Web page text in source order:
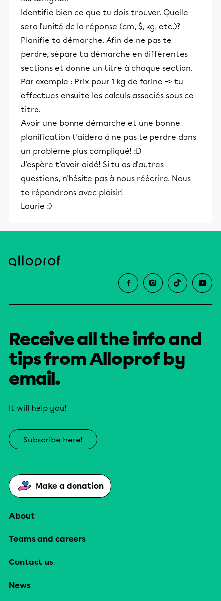
Identifie bien ce que tu dois trouver. Quelle
sera l'unité de la réponse (cm, $, kg, etc.)?
Planifie ta démarche. Afin de ne pas te
perdre, sépare ta démarche en différentes
sections et donne un titre à chaque section.
Par exemple : Prix pour 1 kg de farine -> tu
effectues ensuite les calculs associés sous ce
titre.
Avoir une bonne démarche et une bonne
planification t'aidera à ne pas te perdre dans
un problème plus compliqué! :D
J'espère t'avoir aidé! Si tu as d'autres
questions, n'hésite pas à nous réécrire. Nous
te répondrons avec plaisir!
Laurie :)
Receive all the info and
tips from Alloprof by
email.
It will help you!
Subscribe here!
Make a donation
About
Teams and careers
Contact us
News